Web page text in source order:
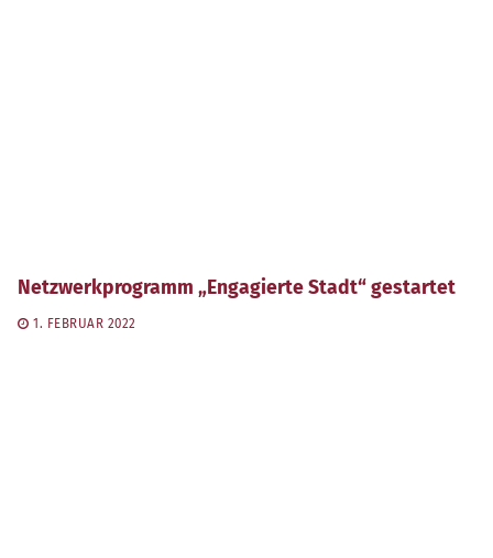
Netzwerkprogramm „Engagierte Stadt“ gestartet
1. FEBRUAR 2022